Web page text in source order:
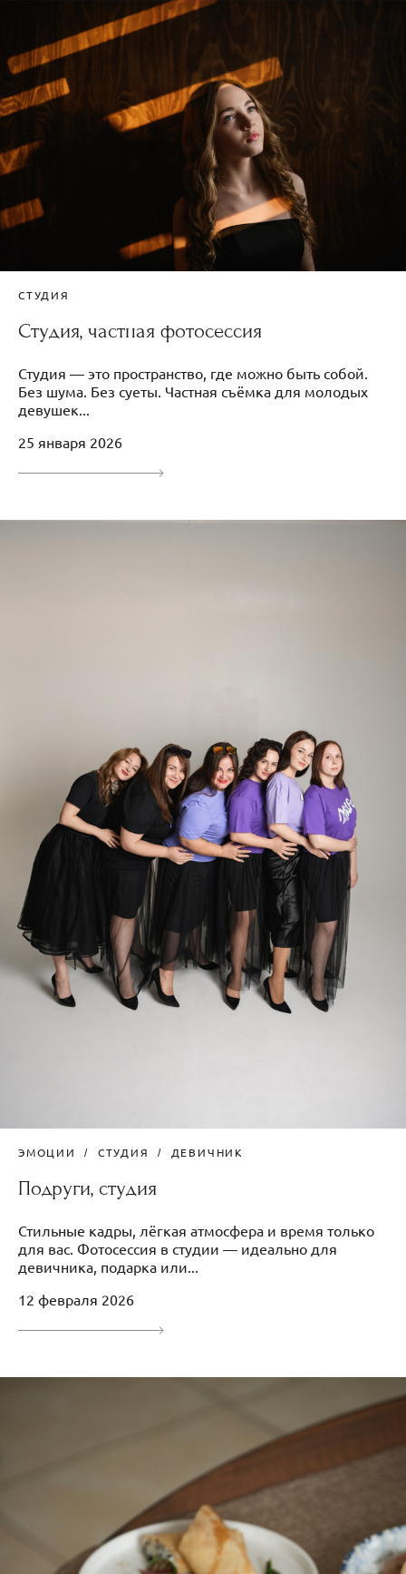
СТУДИЯ
Студия, частная фотосессия
Студия — это пространство, где можно быть собой.
Без шума. Без суеты. Частная съёмка для молодых
девушек...
25 января 2026
ЭМОЦИИ СТУДИЯ ДЕВИЧНИК
Подруги, студия
Стильные кадры, лёгкая атмосфера и время только
для вас. Фотосессия в студии — идеально для
девичника, подарка или...
12 февраля 2026